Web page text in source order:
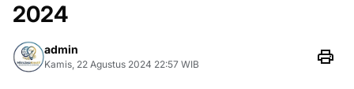
2024
admin
Kamis, 22 Agustus 2024 22:57 WIB